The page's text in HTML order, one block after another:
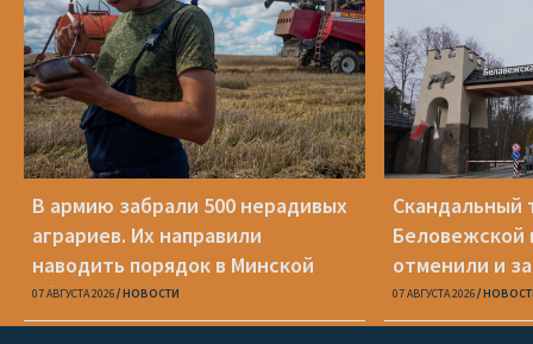
В армию забрали 500 нерадивых
аграриев. Их направили
наводить порядок в Минской
области
07 АВГУСТА 2026 НОВОСТИ
Скандальный
отменили и
07 АВГУСТА 2026